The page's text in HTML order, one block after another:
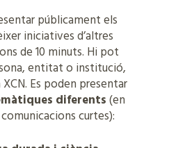
públicament els
iniciatives d’altres
de 10 minuts. Hi pot
entitat o institució,
Es poden presentar
diferents(en
curtes):